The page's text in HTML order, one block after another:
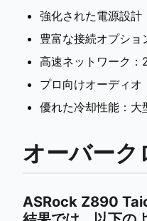
強化された電源設計
豊富な接続オプシ
高速ネットワーク
プロ向けオーディオ
優れた冷却性能：大
オーバーク
ASRock Z890